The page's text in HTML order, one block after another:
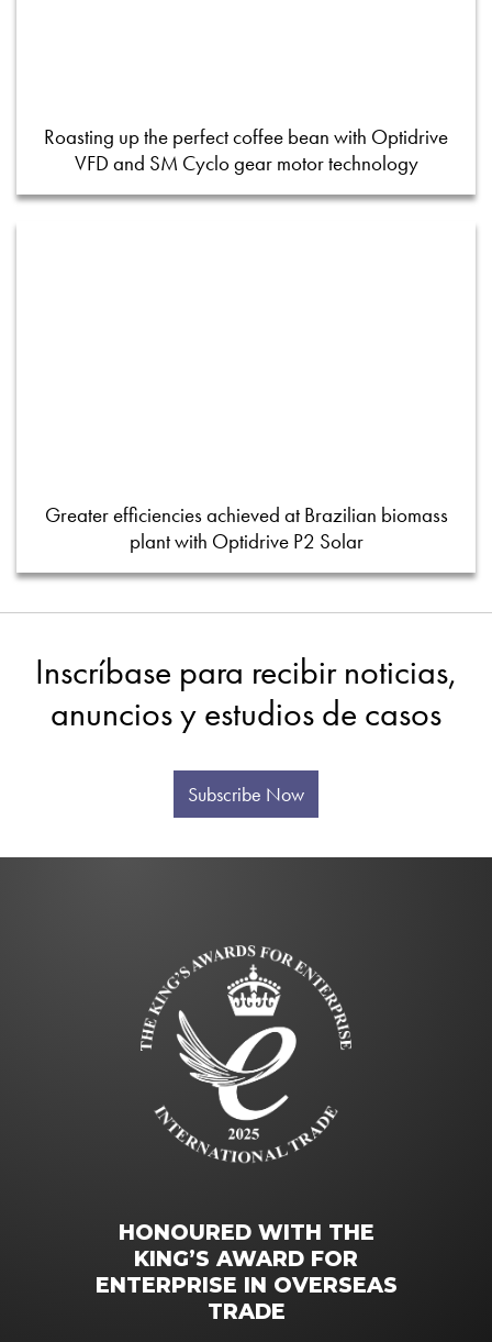
Roasting up the perfect coffee bean with Optidrive
VFD and SM Cyclo gear motor technology
Greater efficiencies achieved at Brazilian biomass
plant with Optidrive P2 Solar
Inscríbase para recibir noticias,
anuncios y estudios de casos
Subscribe Now
HONOURED WITH THE
KING’S AWARD FOR
ENTERPRISE IN OVERSEAS
TRADE